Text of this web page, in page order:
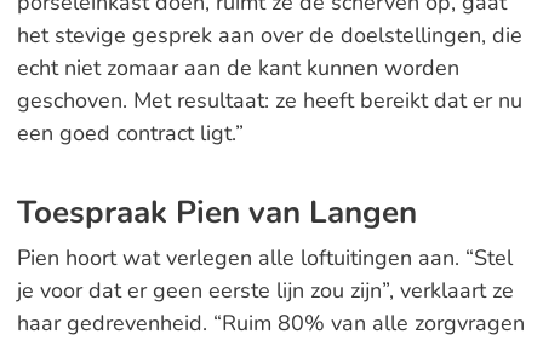
het stevige gesprek aan over de doelstellingen, die
echt niet zomaar aan de kant kunnen worden
geschoven. Met resultaat: ze heeft bereikt dat er nu
een goed contract ligt.”
Toespraak Pien van Langen
Pien hoort wat verlegen alle loftuitingen aan. “Stel
je voor dat er geen eerste lijn zou zijn”, verklaart ze
haar gedrevenheid. “Ruim 80% van alle zorgvragen